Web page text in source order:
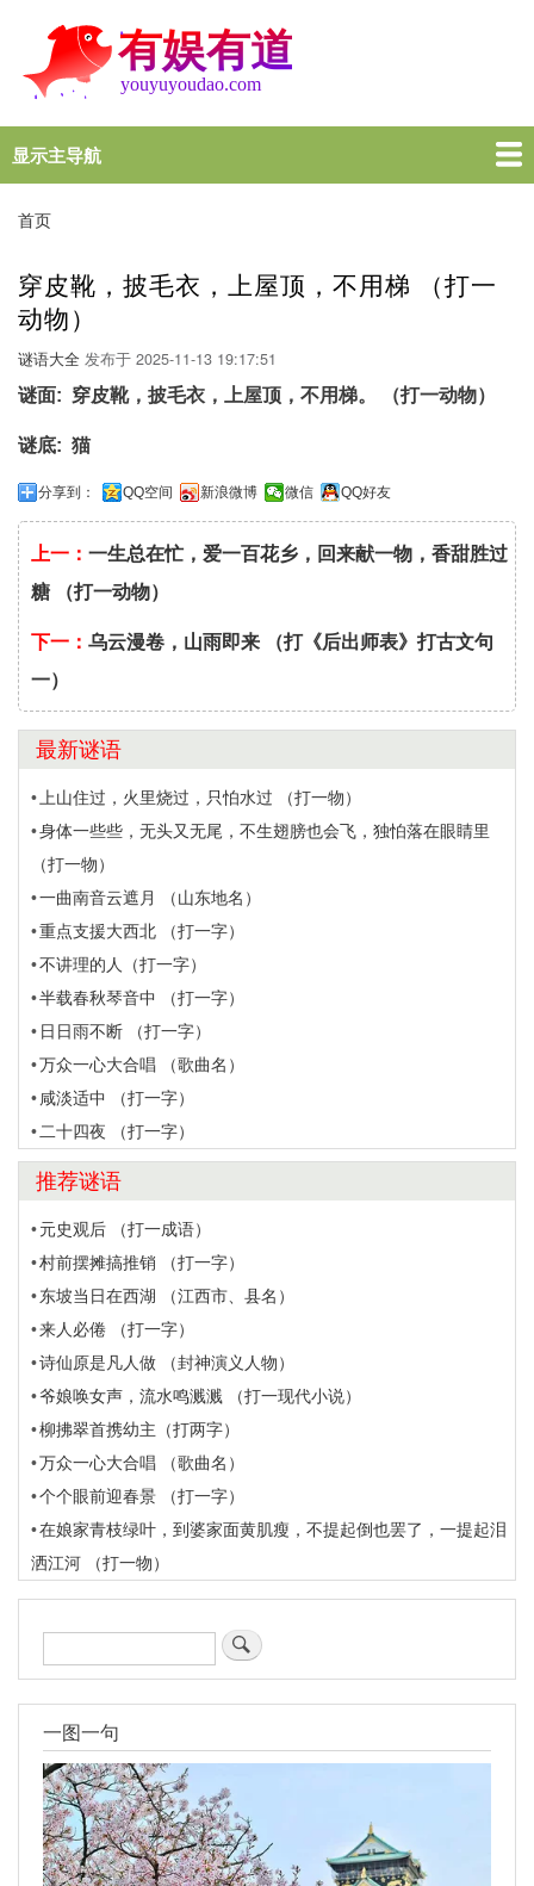
转
到
要
容
Main
navigation
显示主导航
首页
谜语大全
脑筋急转弯
歇后语
十万个为什么
一图一句
名言名句
十万个为什么
屑
首页
穿皮靴，披毛衣，上屋顶，不用梯 （打一
动物）
谜语大全 发布于 2025-11-13 19:17:51
谜面
穿皮靴，披毛衣，上屋顶，不用梯。 （打一动物）
谜底 猫
分享到： QQ空间 新浪微博 微信 QQ好友
上一： 一生总在忙，爱一百花乡，回来献一物，香甜胜过
糖 （打一动物）
下一： 乌云漫卷，山雨即来 （打《后出师表》打古文句
一）
最新谜语
上山住过，火里烧过，只怕水过 （打一物）
身体一些些，无头又无尾，不生翅膀也会飞，独怕落在眼睛里
（打一物）
一曲南音云遮月 （山东地名）
重点支援大西北 （打一字）
不讲理的人（打一字）
半载春秋琴音中 （打一字）
日日雨不断 （打一字）
万众一心大合唱 （歌曲名）
咸淡适中 （打一字）
二十四夜 （打一字）
推荐谜语
元史观后 （打一成语）
村前摆摊搞推销 （打一字）
东坡当日在西湖 （江西市、县名）
来人必倦 （打一字）
诗仙原是凡人做 （封神演义人物）
爷娘唤女声，流水鸣溅溅 （打一现代小说）
柳拂翠首携幼主（打两字）
万众一心大合唱 （歌曲名）
个个眼前迎春景 （打一字）
在娘家青枝绿叶，到婆家面黄肌瘦，不提起倒也罢了，一提起泪
洒江河 （打一物）
搜
索
一图一句